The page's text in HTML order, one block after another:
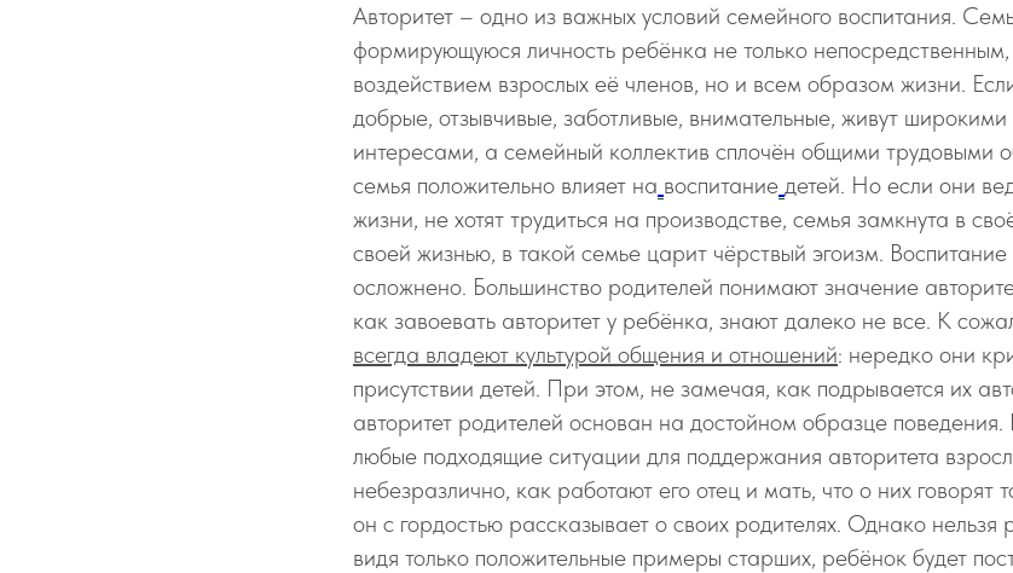
Авторитет – одно из важных условий семейного воспитания.
формирующуюся личность ребёнка не только
воздействием взрослых её членов, но и всем образом жизни.
добрые, отзывчивые, заботливые, внимательные, живут
интересами, а семейный коллектив сплочён общими трудовыми
семья положительно влияет на воспитание детей. Но если они
жизни, не хотят трудиться на производстве, семья замкнута в
своей жизнью, в такой семье царит чёрствый эгоизм.
осложнено. Большинство родителей понимают значение
как завоевать авторитет у ребёнка, знают далеко не все. К
всегда владеют культурой общения и отношений: нередко они
присутствии детей. При этом, не замечая, как подрывается их
авторитет родителей основан на достойном образце поведения.
любые подходящие ситуации для поддержания авторитета
небезразлично, как работают его отец и мать, что о них говорят
он с гордостью рассказывает о своих родителях. Однако нельзя
видя только положительные примеры старших, ребёнок будет